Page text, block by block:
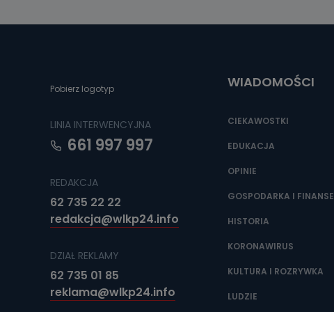
Pobierz logotyp
LINIA INTERWENCYJNA
661 997 997
REDAKCJA
62 735 22 22
redakcja@wlkp24.info
DZIAŁ REKLAMY
62 735 01 85
reklama@wlkp24.info
WIADOMOŚCI
CIEKAWOSTKI
EDUKACJA
OPINIE
GOSPODARKA I FINANSE
HISTORIA
KORONAWIRUS
KULTURA I ROZRYWKA
LUDZIE